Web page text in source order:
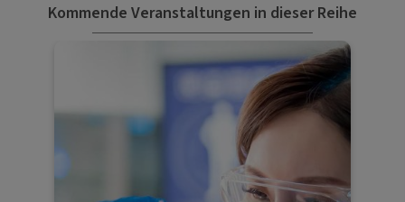
Kommende Veranstaltungen in dieser Reihe